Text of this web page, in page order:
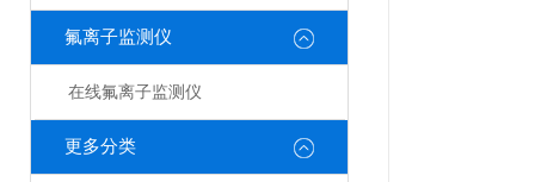
氟离子监测仪
在线氟离子监测仪
更多分类